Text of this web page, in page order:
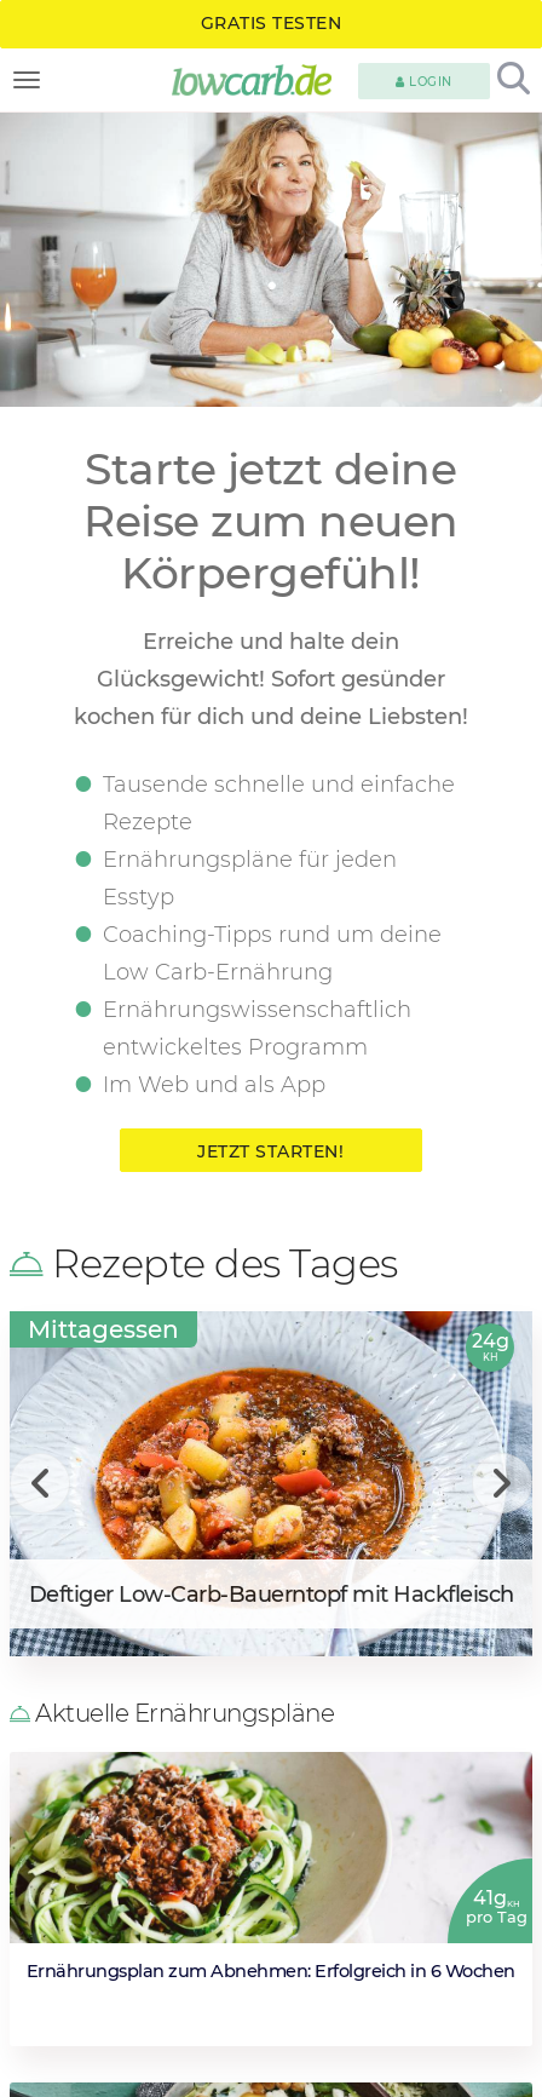
GRATIS TESTEN
TOGGLE NAVIGATION LOGIN
Starte jetzt deine
Reise zum neuen
Körpergefühl!
Erreiche und halte dein
Glücksgewicht! Sofort gesünder
kochen für dich und deine Liebsten!
Tausende schnelle und einfache
Rezepte
Ernährungspläne für jeden
Esstyp
Coaching-Tipps rund um deine
Low Carb-Ernährung
Ernährungswissenschaftlich
entwickeltes Programm
Im Web und als App
JETZT STARTEN!
Rezepte des Tages
Mittagessen 24g
KH
Deftiger Low-Carb-Bauerntopf mit Hackfleisch
Aktuelle Ernährungspläne
Ernährungsplan zum Abnehmen: Erfolgreich in 6 Wochen
41gKH
pro Tag